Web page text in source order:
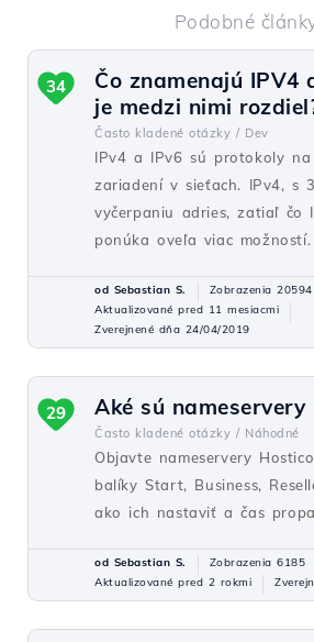
Podobné
Čo znamenajú IPV4
je medzi nimi
Často kladené otázky / Dev
IPv4 a IPv6 sú protokoly na
zariadení v sieťach. IPv4, s
vyčerpaniu adries, zatiaľ čo
ponúka oveľa viac možností.
34
od Sebastian S.
Zobrazenia 20594
Aktualizované pred 11 mesiacmi
Zverejnené dňa 24/04/2019
Aké sú nameservery
Často kladené otázky / Náhodné
Objavte nameservery
balíky Start, Business,
ako ich nastaviť a čas
29
od Sebastian S.
Zobrazenia 6185
Aktualizované pred 2 rokmi